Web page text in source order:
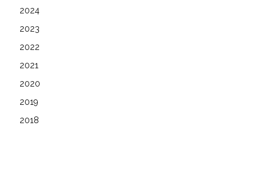
2024
2023
2022
2021
2020
2019
2018